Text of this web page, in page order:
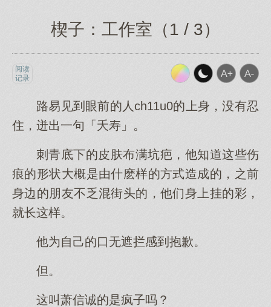
楔子：工作室（1 / 3）
阅读
记录
路易见到眼前的人ch11u0的上身，没有忍
住，迸出一句「夭寿」。
刺青底下的皮肤布满坑疤，他知道这些伤
痕的形状大概是由什麽样的方式造成的，之前
身边的朋友不乏混街头的，他们身上挂的彩，
就长这样。
他为自己的口无遮拦感到抱歉。
但。
这叫萧信诚的是疯子吗？